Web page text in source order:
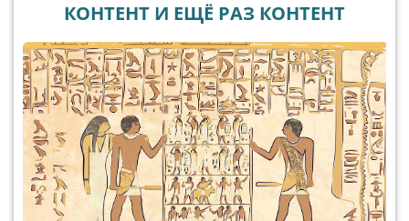
КОНТЕНТ И ЕЩЁ РАЗ КОНТЕНТ